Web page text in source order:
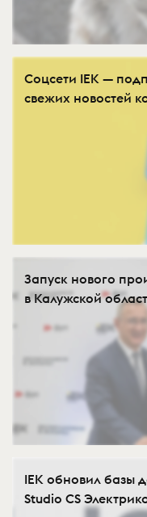
Соцсети IEK —
свежих новостей
Запуск нового
в Калужской
IEK обновил базы
Studio CS